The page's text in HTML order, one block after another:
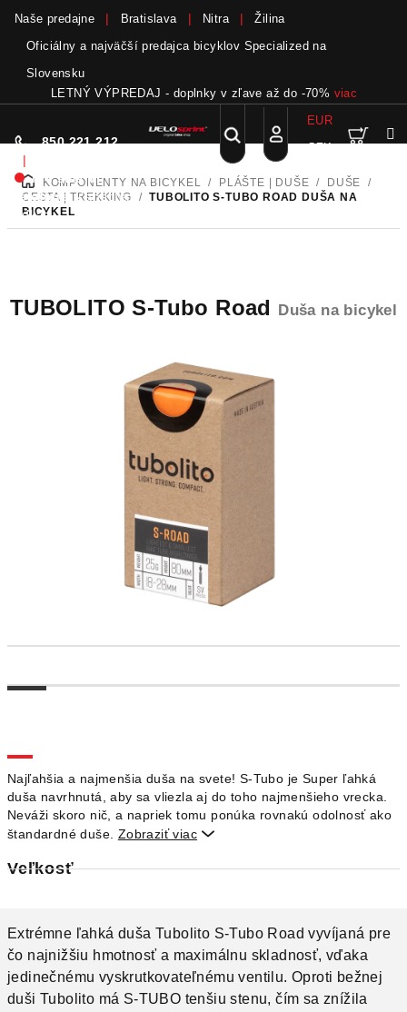
obsah
Naše predajne Bratislava Nitra
Žilina
Oficiálny a najväčší predajca bicyklov Specialized na
Slovensku
LETNÝ VÝPREDAJ - doplnky v zľave až do -70% viac
850 221 212
|
Nie sme pri
telefóne.Zanechať
odkaz
Hľadať
Prihlásenie
EUR
CZK
DOMOVKOMPONENTY NA BICYKEL / PLÁŠTE | DUŠE / DUŠE
/
CESTA | TREKKING
/ TUBOLITO S-TUBO ROAD DUŠA NA
BICYKEL
Najľahšia a najmenšia duša na svete! S-Tubo je Super ľahká
duša navrhnutá, aby sa vliezla aj do toho najmenšieho vrecka.
Neváži skoro nič, a napriek tomu ponúka rovnakú odolnosť ako
štandardné duše. Zobraziť viac 
Veľkosť
TUBOLITO S-Tubo Road Duša na bicykel
Extrémne ľahká duša Tubolito S-Tubo Road vyvíjaná pre
čo najnižšiu hmotnosť a maximálnu skladnosť, vďaka
jedinečnému vyskrutkovateľnému ventilu. Oproti bežnej
duši Tubolito má S-TUBO tenšiu stenu, čím sa znížila